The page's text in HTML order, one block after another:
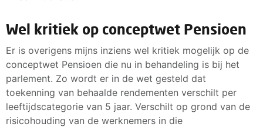
Wel kritiek op conceptwet Pensioen
Er is overigens mijns inziens wel kritiek mogelijk op de
conceptwet Pensioen die nu in behandeling is bij het
parlement. Zo wordt er in de wet gesteld dat
toekenning van behaalde rendementen verschilt per
leeftijdscategorie van 5 jaar. Verschilt op grond van de
risicohouding van de werknemers in die